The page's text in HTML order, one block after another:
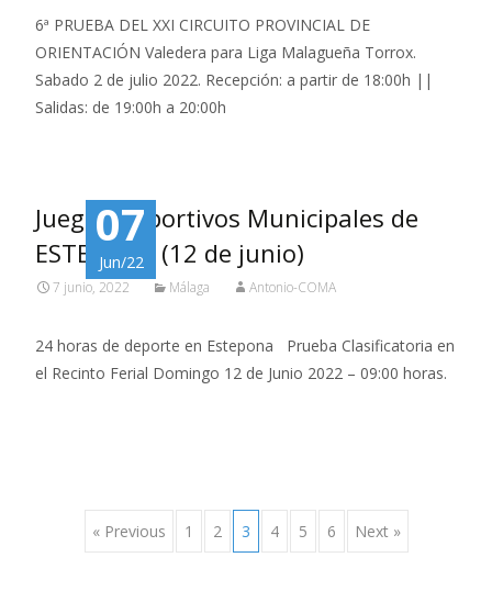
6ª PRUEBA DEL XXI CIRCUITO PROVINCIAL DE
ORIENTACIÓN Valedera para Liga Malagueña Torrox.
Sabado 2 de julio 2022. Recepción: a partir de 18:00h ||
Salidas: de 19:00h a 20:00h
07
Jun/22
Juegos Deportivos Municipales de
ESTEPONA (12 de junio)
7 junio, 2022 Málaga Antonio-COMA
24 horas de deporte en Estepona Prueba Clasificatoria en
el Recinto Ferial Domingo 12 de Junio 2022 – 09:00 horas.
Posts
« Previous 1 2 3 4 5 6 Next »